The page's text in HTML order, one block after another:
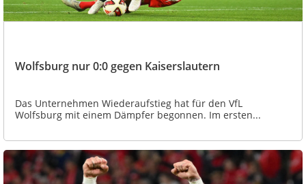
Wolfsburg nur 0:0 gegen Kaiserslautern
Das Unternehmen Wiederaufstieg hat für den VfL
Wolfsburg mit einem Dämpfer begonnen. Im ersten...